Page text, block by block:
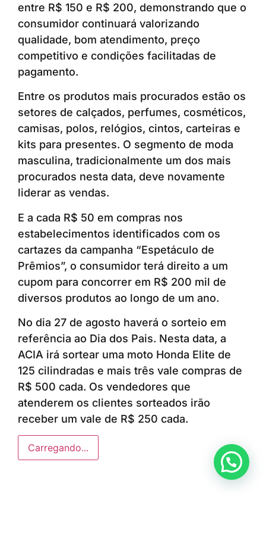
entre R$ 150 e R$ 200, demonstrando que o
consumidor continuará valorizando
qualidade, bom atendimento, preço
competitivo e condições facilitadas de
pagamento.
Entre os produtos mais procurados estão os
setores de calçados, perfumes, cosméticos,
camisas, polos, relógios, cintos, carteiras e
kits para presentes. O segmento de moda
masculina, tradicionalmente um dos mais
procurados nesta data, deve novamente
liderar as vendas.
E a cada R$ 50 em compras nos
estabelecimentos identificados com os
cartazes da campanha “Espetáculo de
Prêmios”, o consumidor terá direito a um
cupom para concorrer em R$ 200 mil de
diversos produtos ao longo de um ano.
No dia 27 de agosto haverá o sorteio em
referência ao Dia dos Pais. Nesta data, a
ACIA irá sortear uma moto Honda Elite de
125 cilindradas e mais três vale compras de
R$ 500 cada. Os vendedores que
atenderem os clientes sorteados irão
receber um vale de R$ 250 cada.
Carregando...
Anunciar ou recomendar matéria